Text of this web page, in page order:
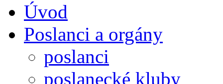
Úvod
Poslanci a orgány
poslanci
poslanecké kluby